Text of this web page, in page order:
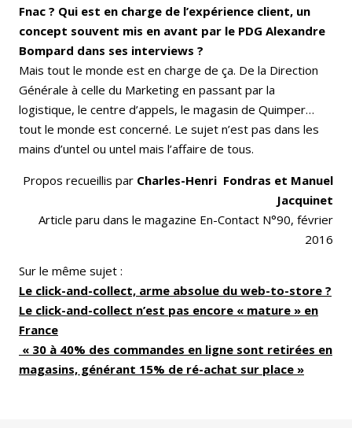
Fnac ? Qui est en charge de l’expérience client, un
concept souvent mis en avant par le PDG Alexandre
Bompard dans ses interviews ?
Mais tout le monde est en charge de ça. De la Direction
Générale à celle du Marketing en passant par la
logistique, le centre d’appels, le magasin de Quimper…
tout le monde est concerné. Le sujet n’est pas dans les
mains d’untel ou untel mais l’affaire de tous.
Propos recueillis par Charles-Henri Fondras et Manuel
Jacquinet
Article paru dans le magazine En-Contact N°90, février
2016
Sur le même sujet :
Le click-and-collect, arme absolue du web-to-store ?
Le click-and-collect n’est pas encore « mature » en
France
« 30 à 40% des commandes en ligne sont retirées en
magasins, générant 15% de ré-achat sur place »